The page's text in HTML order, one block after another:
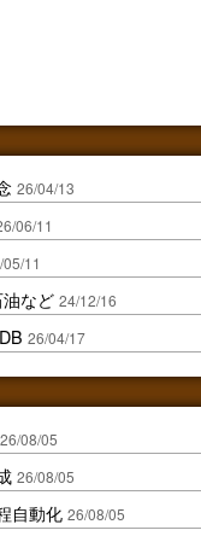
26/04/13
06/11
11
など 24/12/16
26/04/17
26/08/05
26/08/05
自動化 26/08/05